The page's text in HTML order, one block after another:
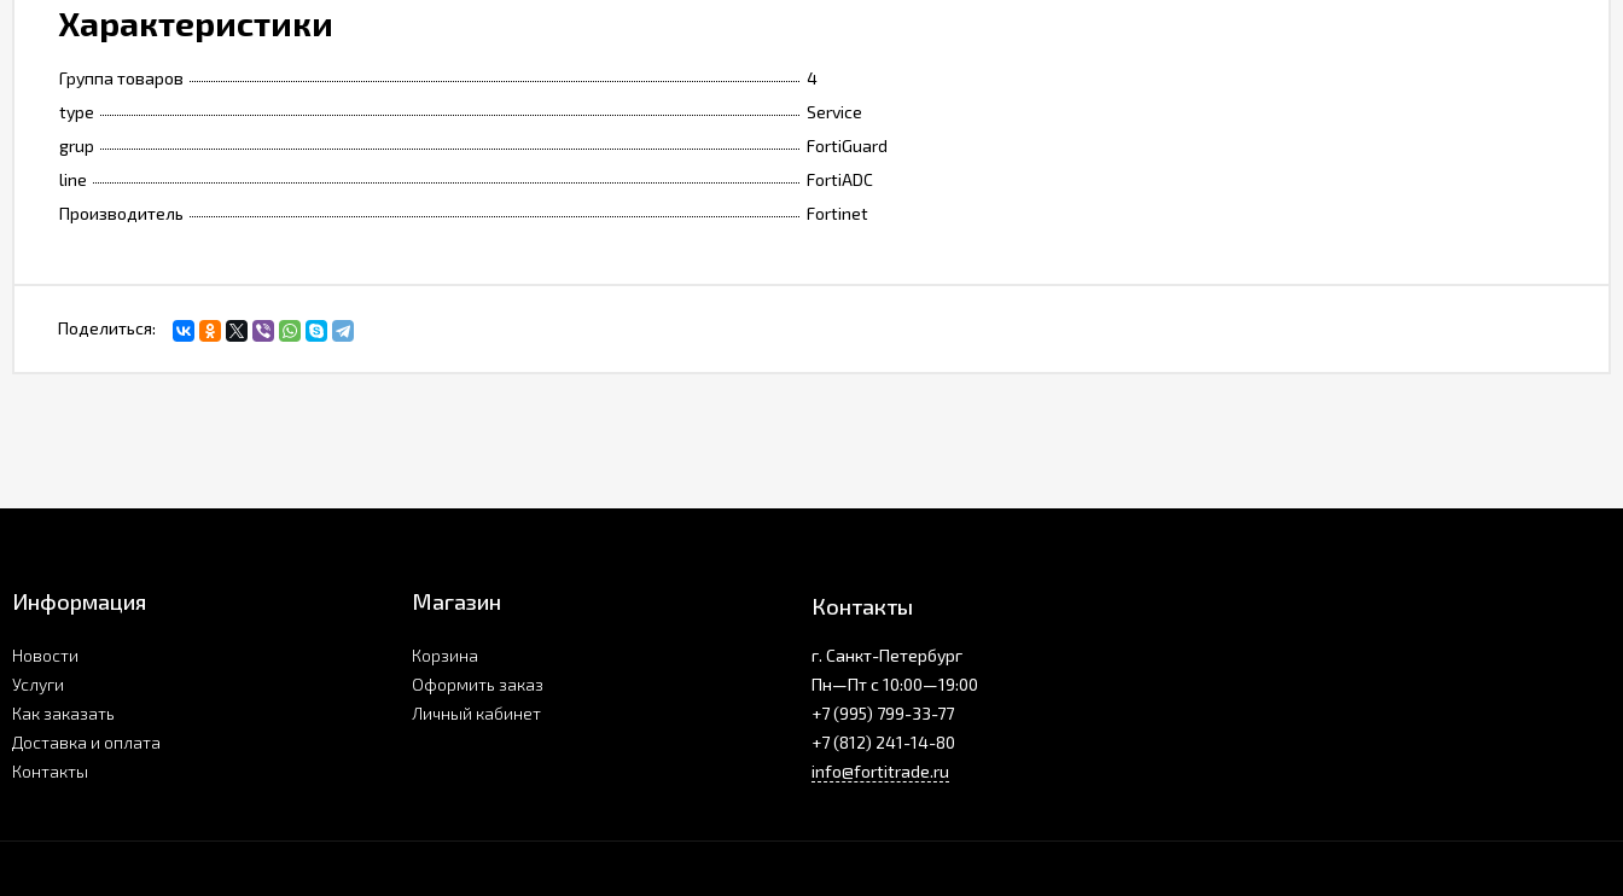
Характеристики
Группа товаров
4
type
Service
grup
FortiGuard
line
FortiADC
Производитель
Fortinet
Поделиться:
Информация
Новости
Услуги
Как заказать
Доставка и оплата
Контакты
Магазин
Корзина
Оформить заказ
Личный кабинет
Контакты
г. Санкт-Петербург
Пн—Пт с 10:00—19:00
+7 (995) 799-33-77
+7 (812) 241-14-80
info@fortitrade.ru